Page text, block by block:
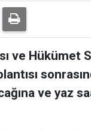
ve
ve yaz